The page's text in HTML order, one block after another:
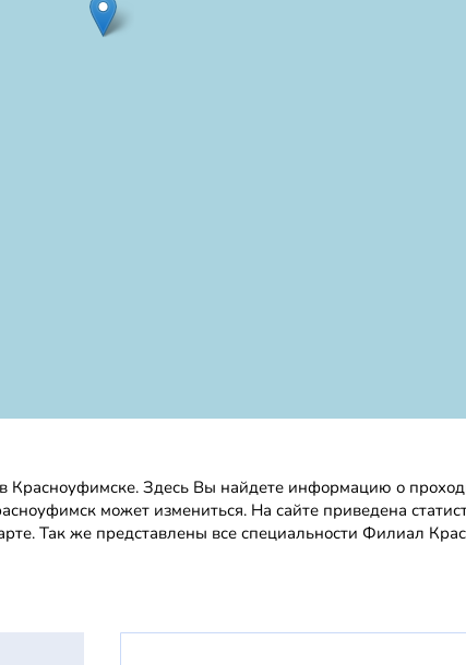
Здесь Вы найдете информацию о
может измениться. На сайте приведена
Так же представлены все специальности Филиал